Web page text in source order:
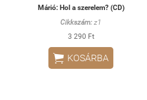
Márió: Hol a szerelem? (CD)
Cikkszám: z1
3 290 Ft
 KOSÁRBA